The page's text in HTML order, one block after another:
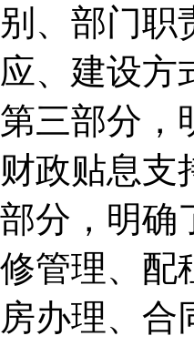
别、部门职
应、建设方
第三部分，
财政贴息支
部分，明确
修管理、配
房办理、合